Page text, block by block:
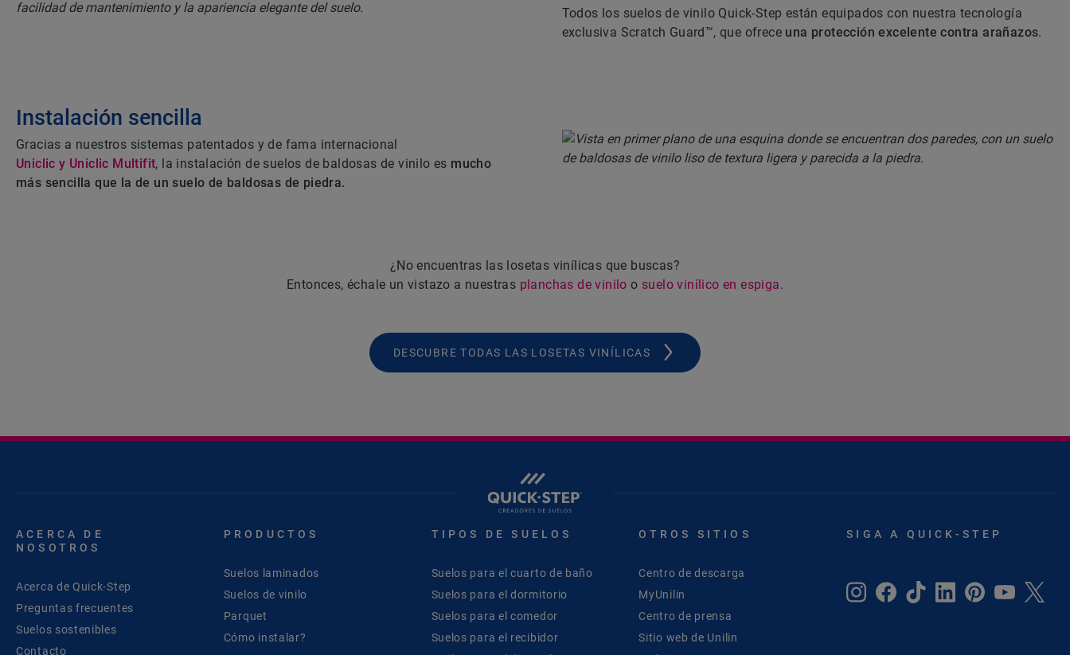
Todos los suelos de vinilo Quick-Step están equipados con nuestra tecnología
exclusiva Scratch Guard™, que ofrece una protección excelente contra arañazos.
Instalación sencilla
Gracias a nuestros sistemas patentados y de fama internacional
Uniclic y Uniclic Multifit, la instalación de suelos de baldosas de vinilo es mucho
más sencilla que la de un suelo de baldosas de piedra.
¿No encuentras las losetas vinílicas que buscas?
Entonces, échale un vistazo a nuestras planchas de vinilo o suelo vinílico en espiga.
DESCUBRE TODAS LAS LOSETAS VINÍLICAS
ACERCA DE
NOSOTROS
Acerca de Quick-Step
Preguntas frecuentes
Suelos sostenibles
Contacto
PRODUCTOS
Suelos laminados
Suelos de vinilo
Parquet
Cómo instalar?
TIPOS DE SUELOS
Suelos para el cuarto de baño
Suelos para el dormitorio
Suelos para el comedor
Suelos para el recibidor
OTROS SITIOS
Centro de descarga
MyUnilin
Centro de prensa
Sitio web de Unilin
SIGA A QUICK-STEP